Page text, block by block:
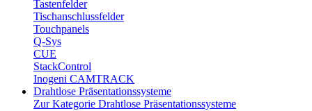
Tastenfelder
Tischanschlussfelder
Touchpanels
Q-Sys
CUE
StackControl
Inogeni CAMTRACK
Drahtlose Präsentationssysteme
Zur Kategorie Drahtlose Präsentationssysteme